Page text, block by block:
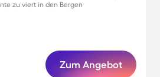
zu viert in den Bergen
Zum Angebot